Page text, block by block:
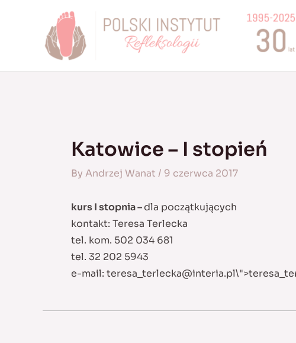
Katowice – I stopień
By Andrzej Wanat / 9 czerwca 2017
kurs I stopnia –dla początkujących
kontakt: Teresa Terlecka
tel. kom. 502 034 681
tel. 32 202 5943
e-mail: teresa_terlecka@interia.pl\">